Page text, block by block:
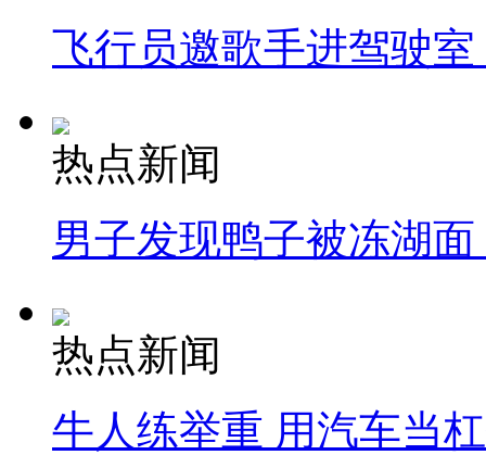
飞行员邀歌手进驾驶
热点新闻
男子发现鸭子被冻湖
热点新闻
牛人练举重 用汽车当